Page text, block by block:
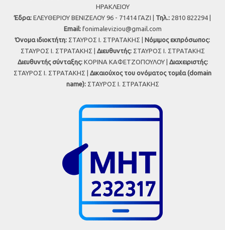
ΗΡΑΚΛΕΙΟΥ
Έδρα: ΕΛΕΥΘΕΡΙΟΥ ΒΕΝΙΖΕΛΟΥ 96 - 71414 ΓΑΖΙ | Τηλ.: 2810 822294 |
Εmail: fonimaleviziou@gmail.com
Όνομα ιδιοκτήτη: ΣΤΑΥΡΟΣ Ι. ΣΤΡΑΤΑΚΗΣ | Νόμιμος εκπρόσωπος:
ΣΤΑΥΡΟΣ Ι. ΣΤΡΑΤΑΚΗΣ | Διευθυντής:ΣΤΑΥΡΟΣ Ι. ΣΤΡΑΤΑΚΗΣ
Διευθυντής σύνταξης:ΚΟΡΙΝΑ ΚΑΦΕΤΖΟΠΟΥΛΟΥ | Διαχειριστής:
ΣΤΑΥΡΟΣ Ι. ΣΤΡΑΤΑΚΗΣ | Δικαιούχος του ονόματος τομέα (domain
name):ΣΤΑΥΡΟΣ Ι. ΣΤΡΑΤΑΚΗΣ